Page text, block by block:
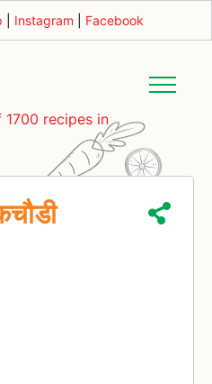
Instagram Facebook
recipes in